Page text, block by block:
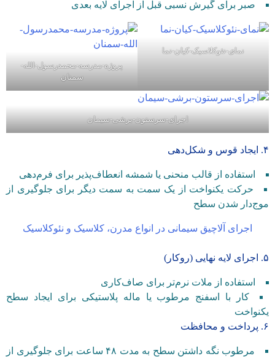
صبر برای گیرش نسبی قبل از اجرای لایه بعدی
نمای-نئوکلاسیک-کیان-نما
پروژه-مدرسه-محمدرسول-الله-
سمنان
اجرای-سرستون-برشی-سیمان
۴. ایجاد قوس و شکل‌دهی
استفاده از قالب منحنی یا شمشه انعطاف‌پذیر برای فرم‌دهی
حرکت یکنواخت از یک سمت به سمت دیگر برای جلوگیری از
موج‌دار شدن سطح
اجرای آلاچیق سیمانی در انواع مدرن، کلاسیک و نئوکلاسیک
۵. اجرای لایه نهایی (روکار)
استفاده از ملات نرم‌تر برای صاف‌کاری
کار با اسفنج مرطوب یا ماله پلاستیکی برای ایجاد سطح
یکنواخت
۶. پرداخت و محافظت
مرطوب نگه داشتن سطح به مدت ۴۸ ساعت برای جلوگیری از